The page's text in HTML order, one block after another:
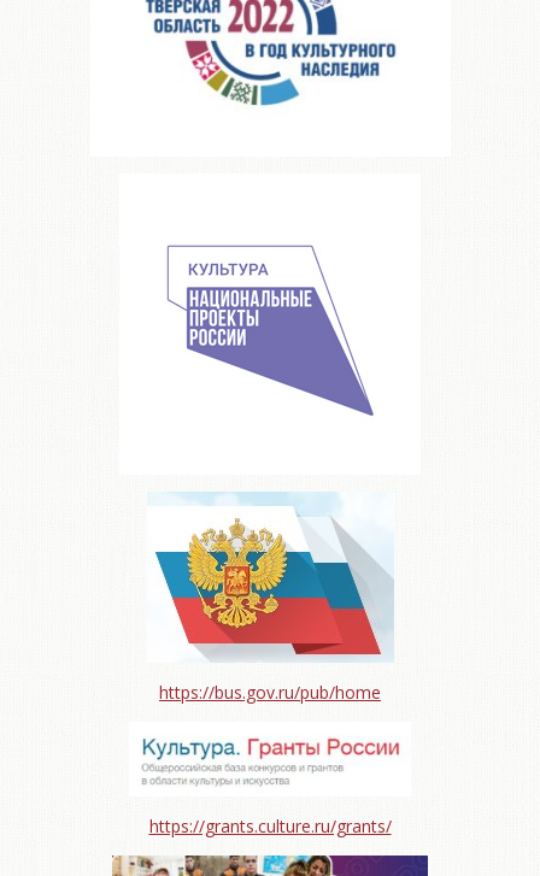
https://bus.gov.ru/pub/home
https://grants.culture.ru/grants/